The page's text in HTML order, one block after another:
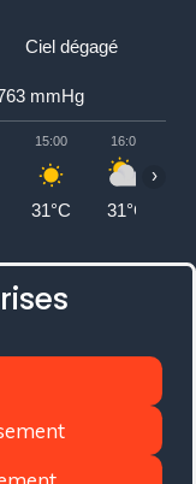
Ciel dégagé
mmHg
15:00
31°C
16:00
31°C
›